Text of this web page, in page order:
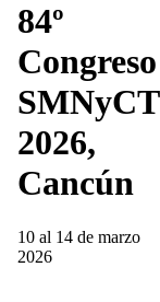
84º
Congreso
SMNyCT
2026,
Cancún
10 al 14 de marzo
2026